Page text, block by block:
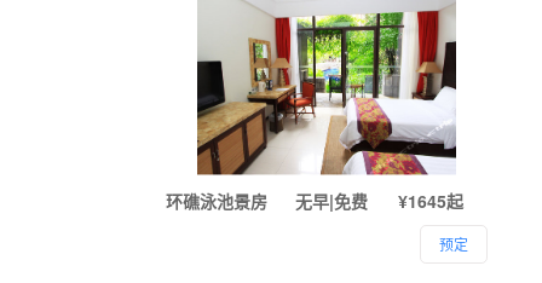
环礁泳池景房 ¥1645起
无早|免费
预定